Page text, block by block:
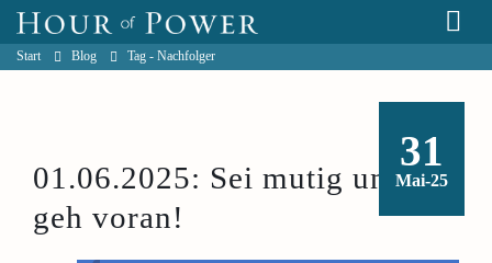
Start Blog Tag - Nachfolger
31
Mai-25
01.06.2025: Sei mutig und
geh voran!